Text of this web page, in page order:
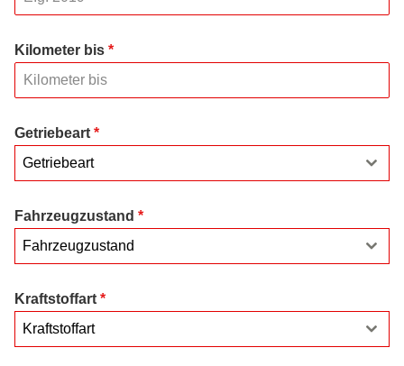
Kilometer bis *
Getriebeart *
Getriebeart
Fahrzeugzustand *
Fahrzeugzustand
Kraftstoffart *
Kraftstoffart